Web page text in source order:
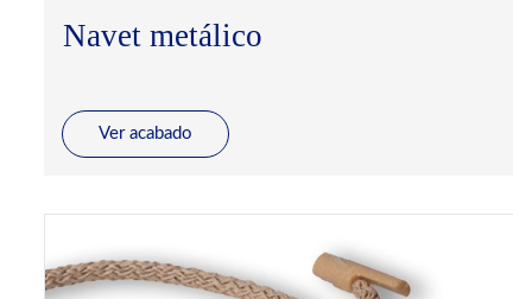
Navet metálico
Ver acabado